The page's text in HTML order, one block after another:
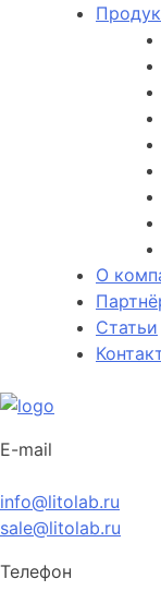
О
Статьи
E-mail
info@litolab.ru
sale@litolab.ru
Телефон